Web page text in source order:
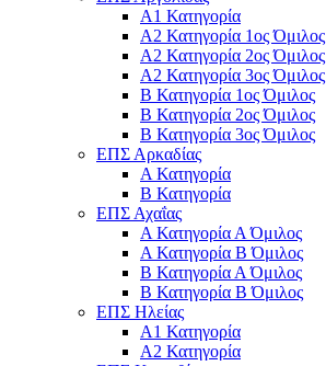
Α1 Κατηγορία
Α2 Κατηγορία 1ος Όμιλος
Α2 Κατηγορία 2ος Όμιλος
Α2 Κατηγορία 3ος Όμιλος
Β Κατηγορία 1ος Όμιλος
Β Κατηγορία 2ος Όμιλος
Β Κατηγορία 3ος Όμιλος
ΕΠΣ Αρκαδίας
Α Κατηγορία
Β Κατηγορία
ΕΠΣ Αχαΐας
Α Κατηγορία Α Όμιλος
Α Κατηγορία Β Όμιλος
Β Κατηγορία Α Όμιλος
Β Κατηγορία Β Όμιλος
ΕΠΣ Ηλείας
Α1 Κατηγορία
Α2 Κατηγορία